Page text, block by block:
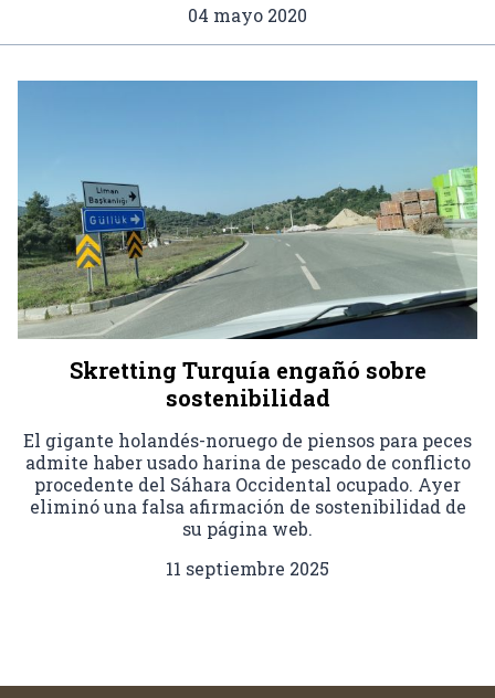
04 mayo 2020
Skretting Turquía engañó sobre
sostenibilidad
El gigante holandés-noruego de piensos para peces
admite haber usado harina de pescado de conflicto
procedente del Sáhara Occidental ocupado. Ayer
eliminó una falsa afirmación de sostenibilidad de
su página web.
11 septiembre 2025